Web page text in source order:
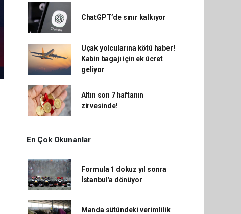
ChatGPT’de sınır kalkıyor
Uçak yolcularına kötü haber!
Kabin bagajı için ek ücret
geliyor
Altın son 7 haftanın
zirvesinde!
En Çok Okunanlar
Formula 1 dokuz yıl sonra
İstanbul'a dönüyor
Manda sütündeki verimlilik